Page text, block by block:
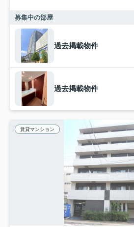
募集中の部屋
過去掲載物件
過去掲載物件
賃貸マンション